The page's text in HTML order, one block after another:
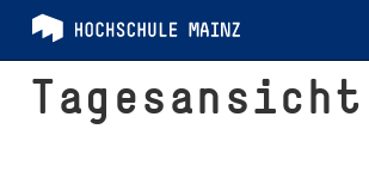
Tagesansicht